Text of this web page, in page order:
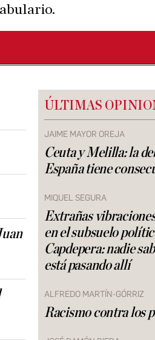
ÚLTIMAS
JAIME MAYOR OREJA
Ceuta y Melilla: la
España tiene
MIQUEL SEGURA
Extrañas
en el subsuelo
Capdepera: nadie
está pasando allí
ALFREDO MARTÍN-GÓRRIZ
Racismo contra los